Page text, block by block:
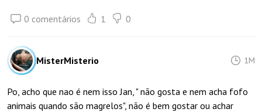
0 comentários 1 0
MisterMisterio 1M
Po, acho que nao é nem isso Jan, " não gosta e nem acha fofo
animais quando são magrelos", não é bem gostar ou achar